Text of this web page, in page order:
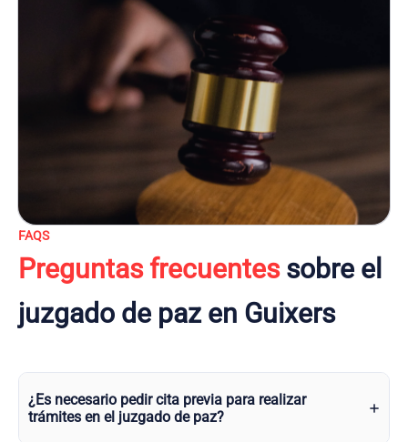
FAQS
Preguntas frecuentessobre el
juzgado de paz en Guixers
¿Es necesario pedir cita previa para realizar
trámites en el juzgado de paz?